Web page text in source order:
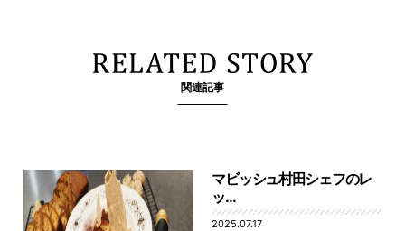
関連記事
マビッシュ村田シェフのレ
ッ...
2025.07.17